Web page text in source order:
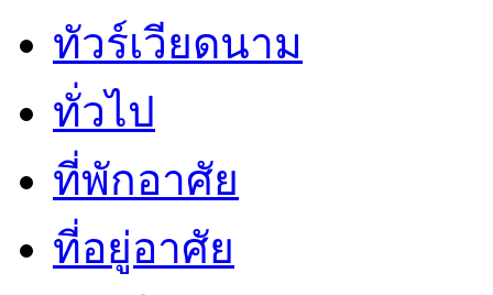
ทัวร์เวียดนาม
ทั่วไป
ที่พักอาศัย
ที่อยู่อาศัย